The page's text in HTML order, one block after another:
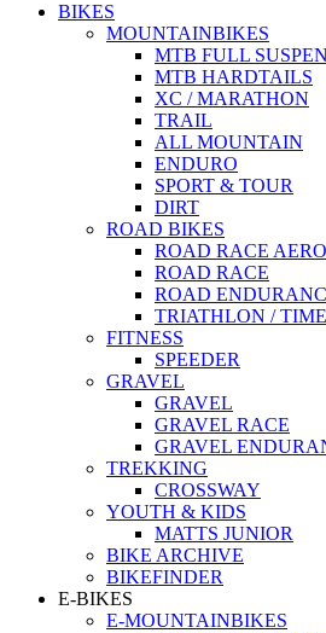
BIKES
MOUNTAINBIKES
MTB FULL
MTB HARDTAILS
XC / MARATHON
TRAIL
ALL MOUNTAIN
ENDURO
SPORT & TOUR
DIRT
ROAD BIKES
ROAD RACE AERO
ROAD RACE
ROAD
TRIATHLON /
FITNESS
SPEEDER
GRAVEL
GRAVEL
GRAVEL RACE
GRAVEL
TREKKING
CROSSWAY
YOUTH & KIDS
MATTS JUNIOR
BIKE ARCHIVE
BIKEFINDER
E-BIKES
E-MOUNTAINBIKES